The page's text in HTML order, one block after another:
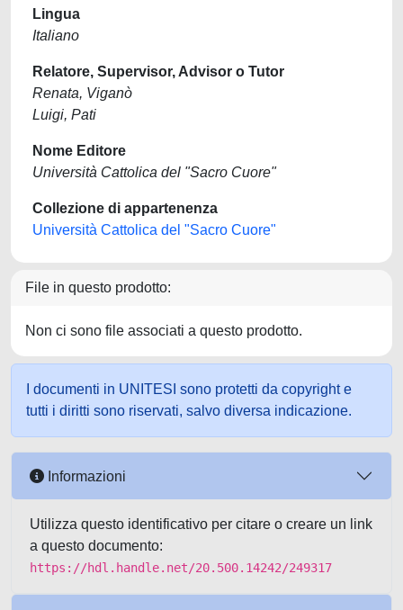
Lingua
Italiano
Relatore, Supervisor, Advisor o Tutor
Renata, Viganò
Luigi, Pati
Nome Editore
Università Cattolica del "Sacro Cuore"
Collezione di appartenenza
Università Cattolica del "Sacro Cuore"
File in questo prodotto:
Non ci sono file associati a questo prodotto.
I documenti in UNITESI sono protetti da copyright e
tutti i diritti sono riservati, salvo diversa indicazione.
Informazioni
Utilizza questo identificativo per citare o creare un link
a questo documento:
https://hdl.handle.net/20.500.14242/249317